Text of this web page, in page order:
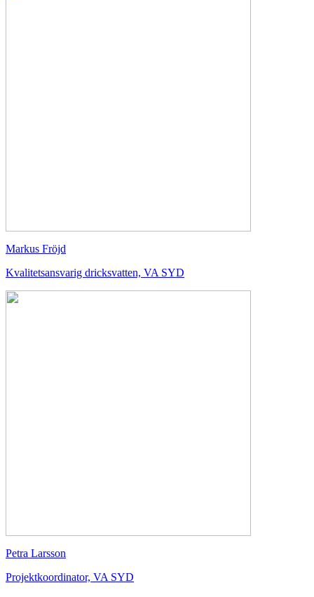
Markus Fröjd
Kvalitetsansvarig dricksvatten, VA SYD
Petra Larsson
Projektkoordinator, VA SYD